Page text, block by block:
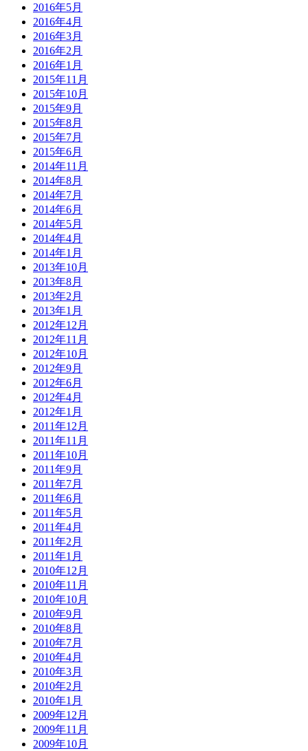
2016年5月
2016年4月
2016年3月
2016年2月
2016年1月
2015年11月
2015年10月
2015年9月
2015年8月
2015年7月
2015年6月
2014年11月
2014年8月
2014年7月
2014年6月
2014年5月
2014年4月
2014年1月
2013年10月
2013年8月
2013年2月
2013年1月
2012年12月
2012年11月
2012年10月
2012年9月
2012年6月
2012年4月
2012年1月
2011年12月
2011年11月
2011年10月
2011年9月
2011年7月
2011年6月
2011年5月
2011年4月
2011年2月
2011年1月
2010年12月
2010年11月
2010年10月
2010年9月
2010年8月
2010年7月
2010年4月
2010年3月
2010年2月
2010年1月
2009年12月
2009年11月
2009年10月